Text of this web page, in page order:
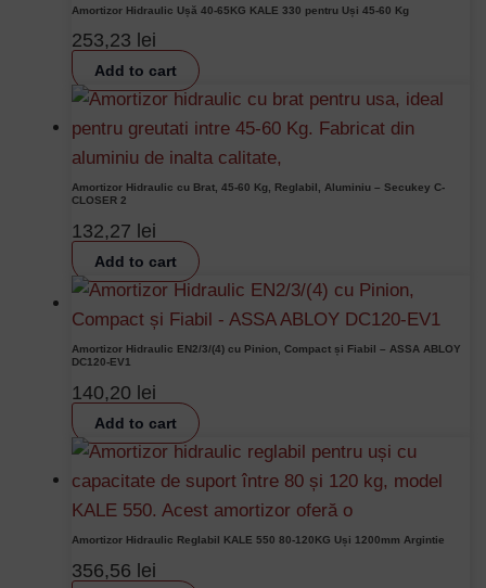
Amortizor Hidraulic Ușă 40-65KG KALE 330 pentru Uși 45-60 Kg
253,23 lei
Add to cart
Amortizor Hidraulic cu Brat, 45-60 Kg, Reglabil, Aluminiu – Secukey C-
CLOSER 2
132,27 lei
Add to cart
Amortizor Hidraulic EN2/3/(4) cu Pinion, Compact și Fiabil – ASSA ABLOY
DC120-EV1
140,20 lei
Add to cart
Amortizor Hidraulic Reglabil KALE 550 80-120KG Uși 1200mm Argintie
356,56 lei